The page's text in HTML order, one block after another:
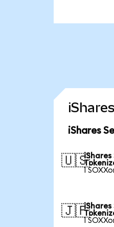
iShares
🇺🇸iShares
1
🇯🇵iShares
1